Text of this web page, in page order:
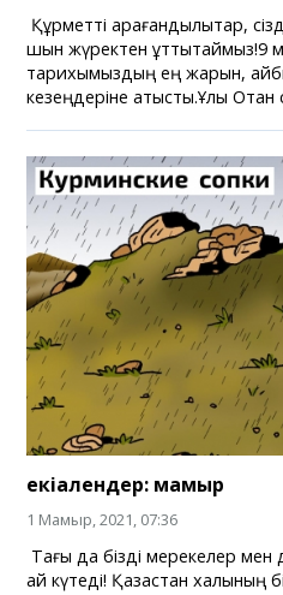
Құрметті қарағандылықтар,
шын жүректен құттықтаймыз!⁣⁣9
тарихымыздың ең жарқын,
кезеңдеріне қатысты.⁣⁣Ұлы Отан
екіалендер: мамыр
1 Мамыр, 2021, 07:36
Тағы да бізді мерекелер мен
ай күтеді! Қазақстан халқының